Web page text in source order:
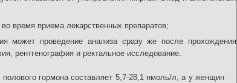
время приема лекарственных препаратов;
может проведение анализа сразу же после прохождения
рентгенография и ректальное исследование.
гормона составляет 5,7-28,1 нмоль/л, а у женщин